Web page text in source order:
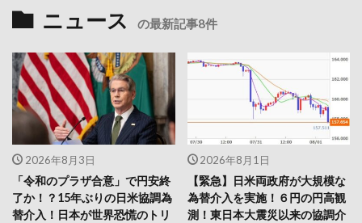
ニュース の最新記事8件
2026年8月3日
「令和のプラザ合意」で円安終
了か！？15年ぶりの日米協調為
替介入！日本が世界恐慌のトリ
2026年8月1日
【緊急】日米両政府が大規模な
為替介入を実施！６円の円高観
測！東日本大震災以来の協調介